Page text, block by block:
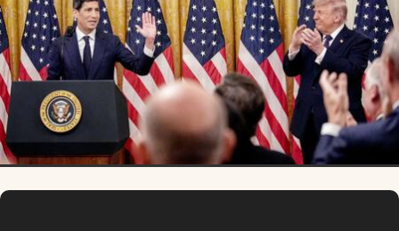
Clima
Mundial 2026
Eventos Corporativos
El Cronista Studio
Mediakit
Argentina